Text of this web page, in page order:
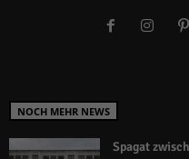
NOCH MEHR NEWS
Spagat